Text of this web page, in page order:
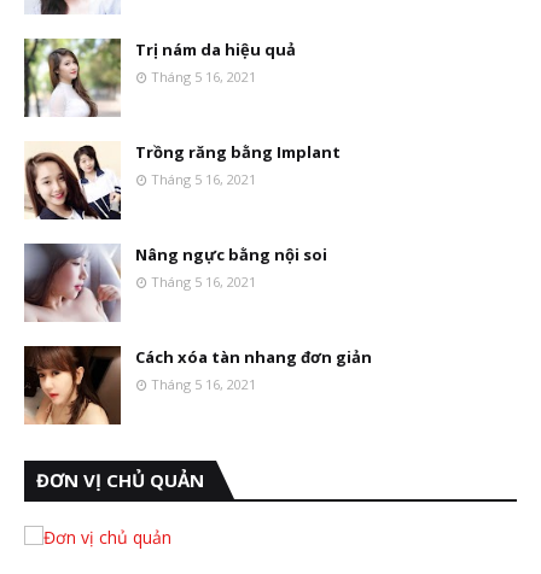
Trị nám da hiệu quả
Tháng 5 16, 2021
Trồng răng bằng Implant
Tháng 5 16, 2021
Nâng ngực bằng nội soi
Tháng 5 16, 2021
Cách xóa tàn nhang đơn giản
Tháng 5 16, 2021
ĐƠN VỊ CHỦ QUẢN